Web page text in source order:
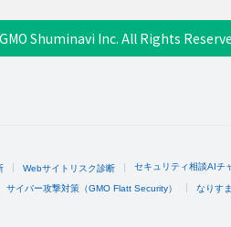
Shuminavi Inc. All Rights